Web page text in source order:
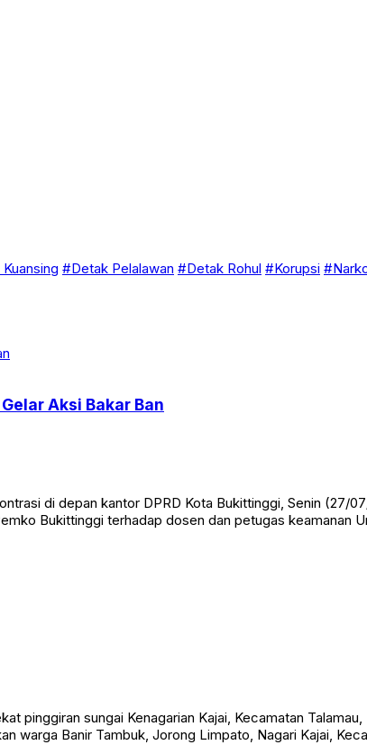
#Detak Pelalawan #Detak Rohul #Korupsi
Aksi Bakar Ban
di depan kantor DPRD Kota Bukittinggi, Senin (27/
Bukittinggi terhadap dosen dan petugas keamanan
pinggiran sungai Kenagarian Kajai, Kecamatan
warga Banir Tambuk, Jorong Limpato, Nagari Kajai,